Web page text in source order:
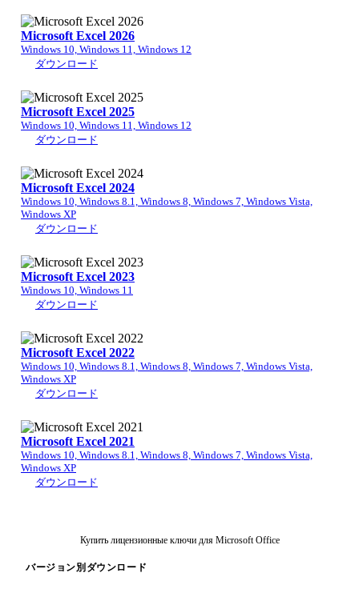
Microsoft Excel 2026
Windows 10, Windows 11, Windows 12
ダウンロード
Microsoft Excel 2025
Windows 10, Windows 11, Windows 12
ダウンロード
Microsoft Excel 2024
Windows 10, Windows 8.1, Windows 8, Windows 7, Windows Vista,
Windows XP
ダウンロード
Microsoft Excel 2023
Windows 10, Windows 11
ダウンロード
Microsoft Excel 2022
Windows 10, Windows 8.1, Windows 8, Windows 7, Windows Vista,
Windows XP
ダウンロード
Microsoft Excel 2021
Windows 10, Windows 8.1, Windows 8, Windows 7, Windows Vista,
Windows XP
ダウンロード
Купить лицензионные ключи для Microsoft Office
バージョン別ダウンロード